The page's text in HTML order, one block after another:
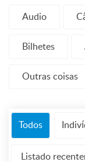
Audio
Bilhetes
Outras coisas
Todos
Listado